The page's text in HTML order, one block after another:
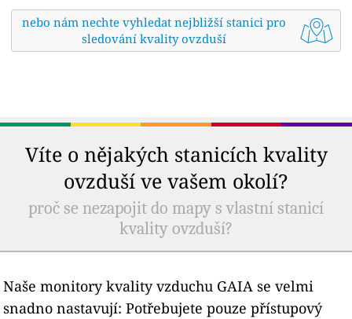
nebo nám nechte vyhledat nejbližší stanici pro
sledování kvality ovzduší
Víte o nějakých stanicích kvality
ovzduší ve vašem okolí?
proč se nezapojit do mapy s vlastní stanicí
kvality ovzduší?
Naše monitory kvality vzduchu GAIA se velmi
snadno nastavují: Potřebujete pouze přístupový